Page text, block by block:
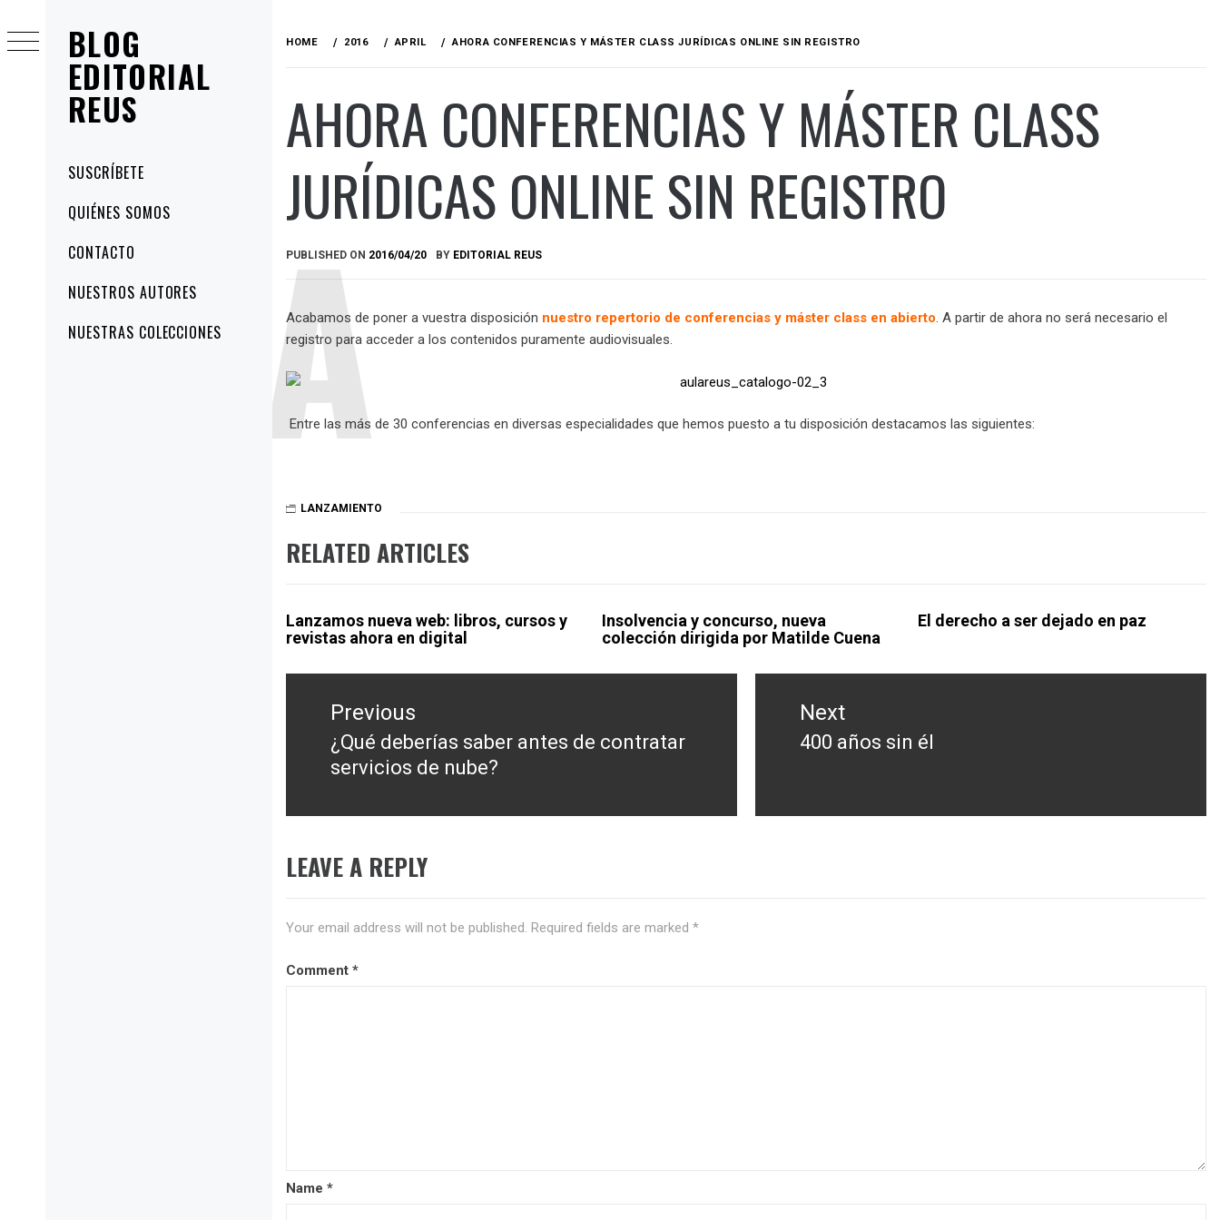
BLOG
EDITORIAL
REUS
MenuSUSCRÍBETE
QUIÉNES SOMOS
CONTACTO
NUESTROS AUTORES
NUESTRAS COLECCIONES
to
content
HOME 2016 APRIL AHORA CONFERENCIAS Y MÁSTER CLASS JURÍDICAS ONLINE SIN REGISTRO
AHORA CONFERENCIAS Y MÁSTER CLASS
JURÍDICAS ONLINE SIN REGISTRO
PUBLISHED ON 2016/04/20 BY EDITORIAL REUS
Acabamos de poner a vuestra disposición nuestro repertorio de conferencias y máster class en abierto. A partir de ahora no será necesario el
registro para acceder a los contenidos puramente audiovisuales.
Entre las más de 30 conferencias en diversas especialidades que hemos puesto a tu disposición destacamos las siguientes:
LANZAMIENTO
RELATED ARTICLES
Lanzamos nueva web: libros, cursos y
revistas ahora en digital
Insolvencia y concurso, nueva
colección dirigida por Matilde Cuena
El derecho a ser dejado en paz
Post
navigation
Previous
Previous
post:
¿Qué deberías saber antes de contratar
servicios de nube?
Next
Next
400 años sin él
LEAVE A REPLY
Your email address will not be published. Required fields are marked *
Comment *
Name *